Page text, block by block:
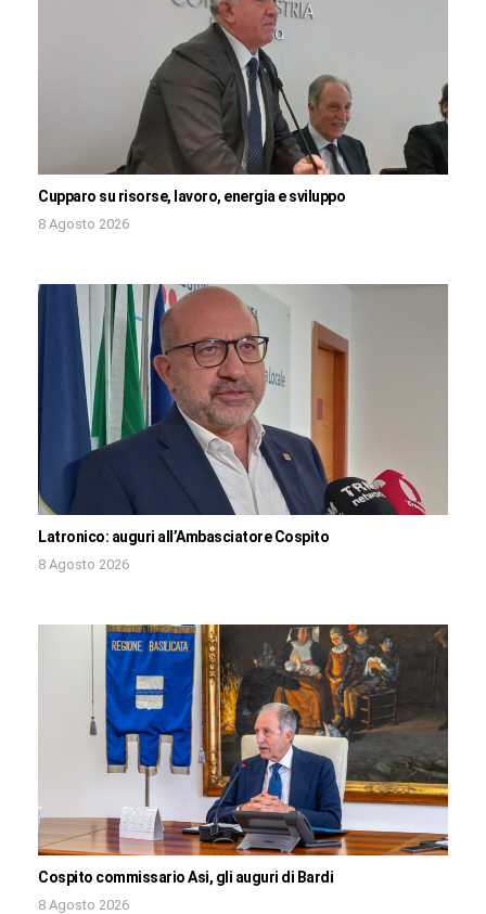
Cupparo su risorse, lavoro, energia e sviluppo
8 Agosto 2026
Latronico: auguri all’Ambasciatore Cospito
8 Agosto 2026
Cospito commissario Asi, gli auguri di Bardi
8 Agosto 2026